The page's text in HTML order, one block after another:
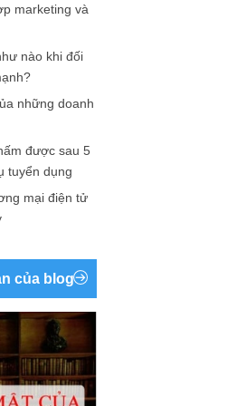
marketing và
nào khi đối
những doanh
được sau 5
tuyển dụng
mại điện tử
của blog